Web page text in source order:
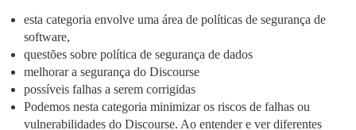
esta categoria envolve uma área de políticas de segurança de
software,
questões sobre política de segurança de dados
melhorar a segurança do Discourse
possíveis falhas a serem corrigidas
Podemos nesta categoria minimizar os riscos de falhas ou
vulnerabilidades do Discourse. Ao entender e ver diferentes